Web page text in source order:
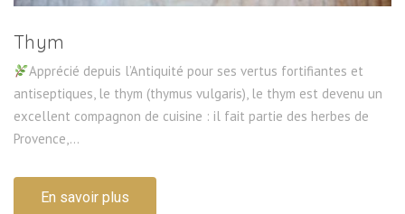
Thym
Apprécié depuis l’Antiquité pour ses vertus fortifiantes et
antiseptiques, le thym (thymus vulgaris), le thym est devenu un
excellent compagnon de cuisine : il fait partie des herbes de
Provence,...
En savoir plus